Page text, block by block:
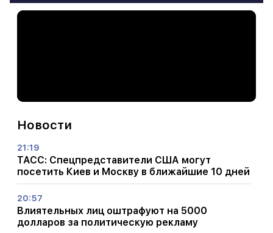
Новости
21:19
ТАСС: Спецпредставители США могут
посетить Киев и Москву в ближайшие 10 дней
20:57
Влиятельных лиц оштрафуют на 5000
долларов за политическую рекламу